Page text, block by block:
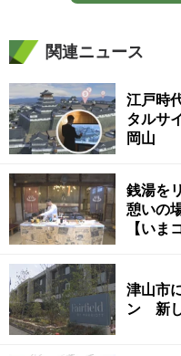
関連ニュース
江戸時
タルサ
岡山
銭湯を
憩いの
【いま
津山市
ン 新